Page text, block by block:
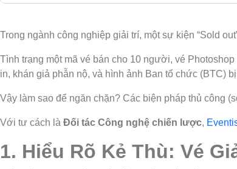
Trong ngành công nghiệp giải trí, một sự kiện “Sold
Tình trạng một mã vé bán cho 10 người, vé
in, khán giả phẫn nộ, và hình ảnh Ban tổ chức (BTC)
Vậy làm sao để ngăn chặn? Các biện pháp thủ công
Với tư cách là Đối tác Công nghệ chiến lược,
1. Hiểu Rõ Kẻ Thù: Vé